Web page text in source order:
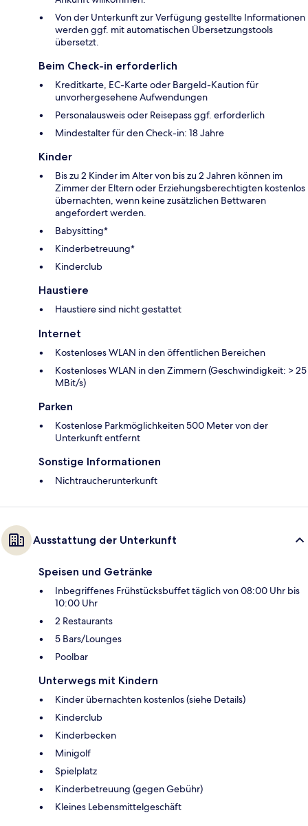
Von der Unterkunft zur Verfügung gestellte Informationen
werden ggf. mit automatischen Übersetzungstools
übersetzt.
Beim Check-in erforderlich
Kreditkarte, EC-Karte oder Bargeld-Kaution für
unvorhergesehene Aufwendungen
Personalausweis oder Reisepass ggf. erforderlich
Mindestalter für den Check-in: 18 Jahre
Kinder
Bis zu 2 Kinder im Alter von bis zu 2 Jahren können im
Zimmer der Eltern oder Erziehungsberechtigten kostenlos
übernachten, wenn keine zusätzlichen Bettwaren
angefordert werden.
Babysitting*
Kinderbetreuung*
Kinderclub
Haustiere
Haustiere sind nicht gestattet
Internet
Kostenloses WLAN in den öffentlichen Bereichen
Kostenloses WLAN in den Zimmern (Geschwindigkeit: > 25
MBit/s)
Parken
Kostenlose Parkmöglichkeiten 500 Meter von der
Unterkunft entfernt
Sonstige Informationen
Nichtraucherunterkunft
Ausstattung der Unterkunft
Speisen und Getränke
Inbegriffenes Frühstücksbuffet täglich von 08:00 Uhr bis
10:00 Uhr
2 Restaurants
5 Bars/Lounges
Poolbar
Unterwegs mit Kindern
Kinder übernachten kostenlos (siehe Details)
Kinderclub
Kinderbecken
Minigolf
Spielplatz
Kinderbetreuung (gegen Gebühr)
Kleines Lebensmittelgeschäft